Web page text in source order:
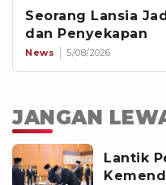
Seorang Lansia
dan Penyekapan
News 5/08/2026
JANGAN
Lantik